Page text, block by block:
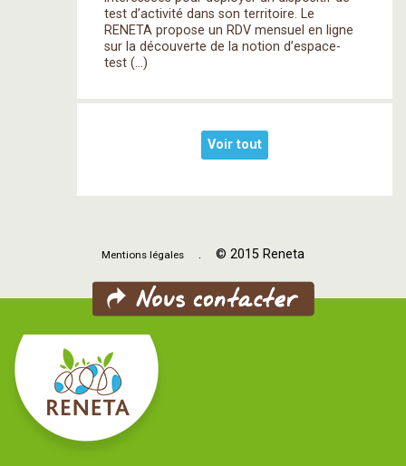
test d’activité dans son territoire. Le
RENETA propose un RDV mensuel en ligne
sur la découverte de la notion d’espace-
test (…)
Voir tout
Mentions légales . © 2015 Reneta